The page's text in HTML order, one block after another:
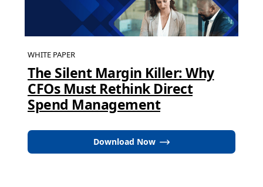
WHITE PAPER
The Silent Margin Killer: Why
CFOs Must Rethink Direct
Spend Management
Download Now